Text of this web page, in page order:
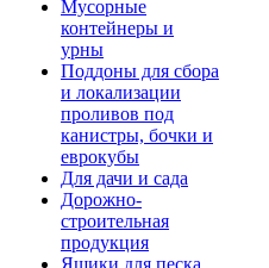
Мусорные
контейнеры и
урны
Поддоны для сбора
и локализации
проливов под
канистры, бочки и
еврокубы
Для дачи и сада
Дорожно-
строительная
продукция
Ящики для песка,